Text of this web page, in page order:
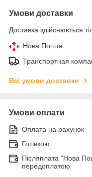
Умови доставки
Доставка здійснюється
Нова Пошта
Транспортная
Всі умови доставки
Умови оплати
Оплата на рахунок
Готівкою
Післяплата "Нова
передоплатою